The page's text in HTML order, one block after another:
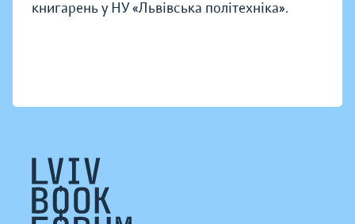
книгарень у НУ «Львівська політехніка».